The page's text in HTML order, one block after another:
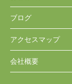
ブログ
アクセスマップ
会社概要